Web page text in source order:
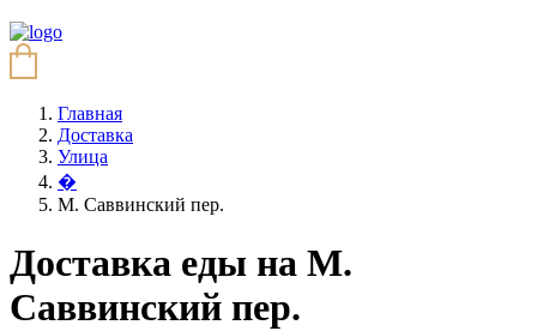
Главная
Доставка
Улица
�
М. Саввинский пер.
Доставка еды на М.
Саввинский пер.